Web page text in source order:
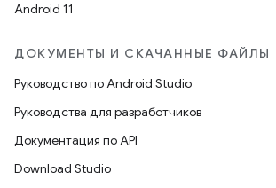
Android 11
ДОКУМЕНТЫ И СКАЧАННЫЕ ФАЙЛЫ
Руководство по Android Studio
Руководства для разработчиков
Документация по API
Download Studio